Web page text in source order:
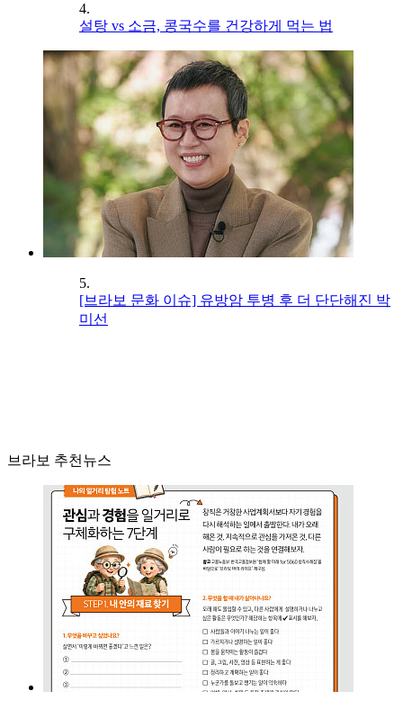
4.
설탕 vs 소금, 콩국수를 건강하게 먹는 법
5.
[브라보 문화 이슈] 유방암 투병 후 더 단단해진 박
미선
브라보 추천뉴스